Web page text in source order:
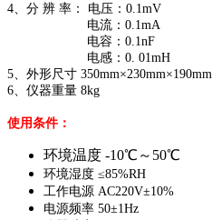
4、分 辨 率： 电压：0.1mV
电流：0.1mA
电容：0.1nF
电感：0. 01mH
5、外形尺寸 350mm×230mm×190mm
6、仪器重量 8kg
使用条件：
环境温度 -10℃～50℃
环境湿度 ≤85%RH
工作电源 AC220V±10%
电源频率 50±1Hz